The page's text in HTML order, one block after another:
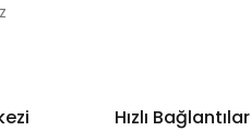
Hızlı Bağlantılar